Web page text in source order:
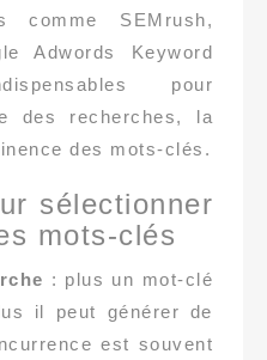
comme SEMrush,
Adwords Keyword
pour
des recherches, la
des mots-clés.
sélectionner
mots-clés
: plus un mot-clé
il peut générer de
est souvent